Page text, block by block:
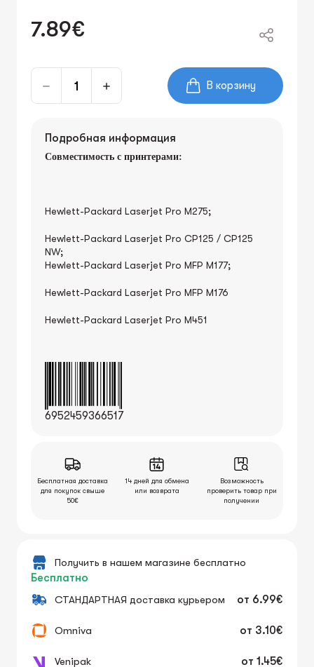
7.89€
В корзину
Подробная информация
Совместимость с принтерами:
Hewlett-Packard Laserjet Pro M275;
Hewlett-Packard Laserjet Pro CP125 / CP125
NW;
Hewlett-Packard Laserjet Pro MFP M177;
Hewlett-Packard Laserjet Pro MFP M176
Hewlett-Packard Laserjet Pro M451
6952459366517
Бесплатная доставка
для покупок свыше
50€
14 дней для обмена
или возврата
Возможность
проверить товар при
получении
Получить в нашем магазине бесплатно
Бесплатно
СТАНДАРТНАЯ доставка курьером
от 6.99€
Omniva от 3.10€
Venipak от 1.45€